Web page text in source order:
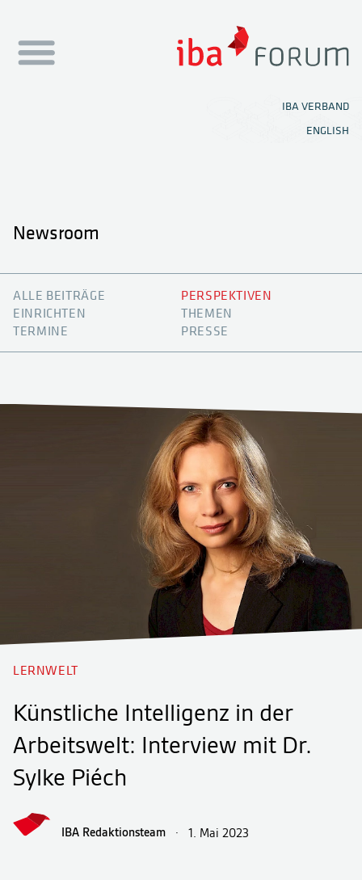
FESTIVAL
NEWEN
OFFICE PLANER
KNOWLEDGE
IBA VERBAND
ENGLISH
Newsroom
ALLE BEITRÄGE
PERSPEKTIVEN
EINRICHTEN
THEMEN
TERMINE
PRESSE
Künstliche Intelligenz in der
Arbeitswelt: Interview mit Dr.
Sylke Piéch
LERNWELT
IBA Redaktionsteam · 1. Mai 2023